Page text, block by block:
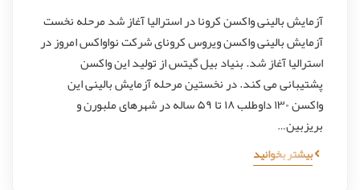
آزمایش بالینی واکسن کرونا در استرالیا آغاز شد مرحله نخست
آزمایش بالینی واکسن ویروس کرونای شرکت نواواکس امروز در
استرالیا آغاز شد. بنیاد بیل گیتس از تولید این واکسن
پشتیبانی می کند. در نخستین مرحله آزمایش بالینی این
واکسن ۱۳۰ داوطلب ۱۸ تا ۵۹ ساله در شهرهای ملبورن و
بریزبین…
بیشتر بخوانید